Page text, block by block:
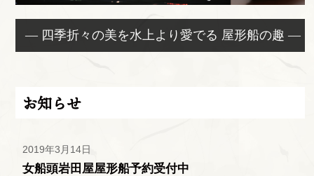
— 四季折々の美を水上より愛でる 屋形船の趣 —
お知らせ
2019年3月14日
女船頭岩田屋屋形船予約受付中